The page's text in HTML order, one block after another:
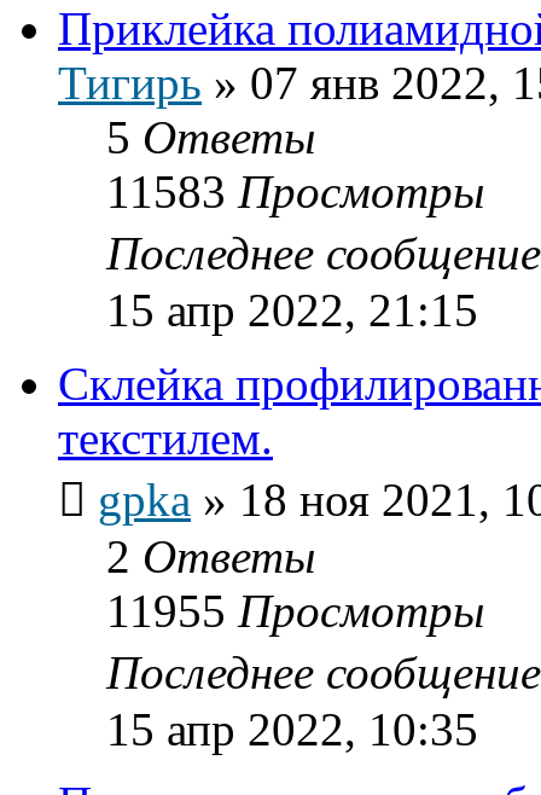
Приклейка
Тигирь » 07 янв 2022,
5 Ответы
11583 Просмотры
Последнее
15 апр 2022, 21:15
Склейка
текстилем.
gpka » 18 ноя 2021,
2 Ответы
11955 Просмотры
Последнее
15 апр 2022, 10:35